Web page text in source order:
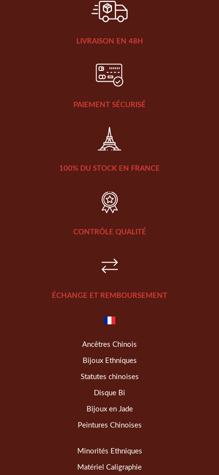
LIVRAISON EN 48H
PAIEMENT SÉCURISÉ
100% DU STOCK EN FRANCE
CONTRÔLE QUALITÉ
ÉCHANGE ET REMBOURSEMENT
Ancêtres Chinois
Bijoux Ethniques
Statutes chinoises
Disque Bi
Bijoux en Jade
Peintures Chinoises
Minorités Ethniques
Matériel Caligraphie